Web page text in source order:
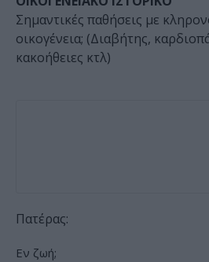
Σημαντικές παθήσεις με
οικογένεια; (Διαβήτης,
κακοήθειες κτλ)
Πατέρας:
Εν ζωή;